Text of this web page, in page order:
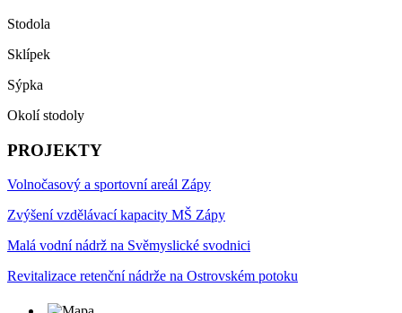
Stodola
Sklípek
Sýpka
Okolí stodoly
PROJEKTY
Volnočasový a sportovní areál Zápy
Zvýšení vzdělávací kapacity MŠ Zápy
Malá vodní nádrž na Svěmyslické svodnici
Revitalizace retenční nádrže na Ostrovském potoku